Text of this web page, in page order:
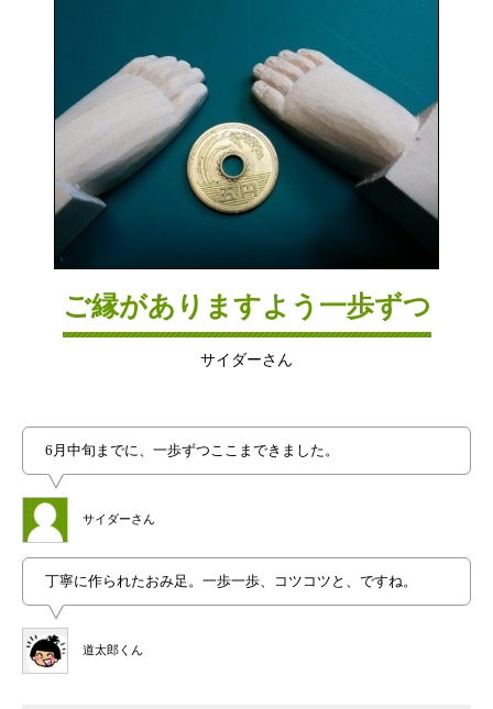
ご縁がありますよう一歩ずつ
サイダーさん
サイダーさん
6月中旬までに、一歩ずつここまできました。
道太郎くん
丁寧に作られたおみ足。一歩一歩、コツコツと、ですね。